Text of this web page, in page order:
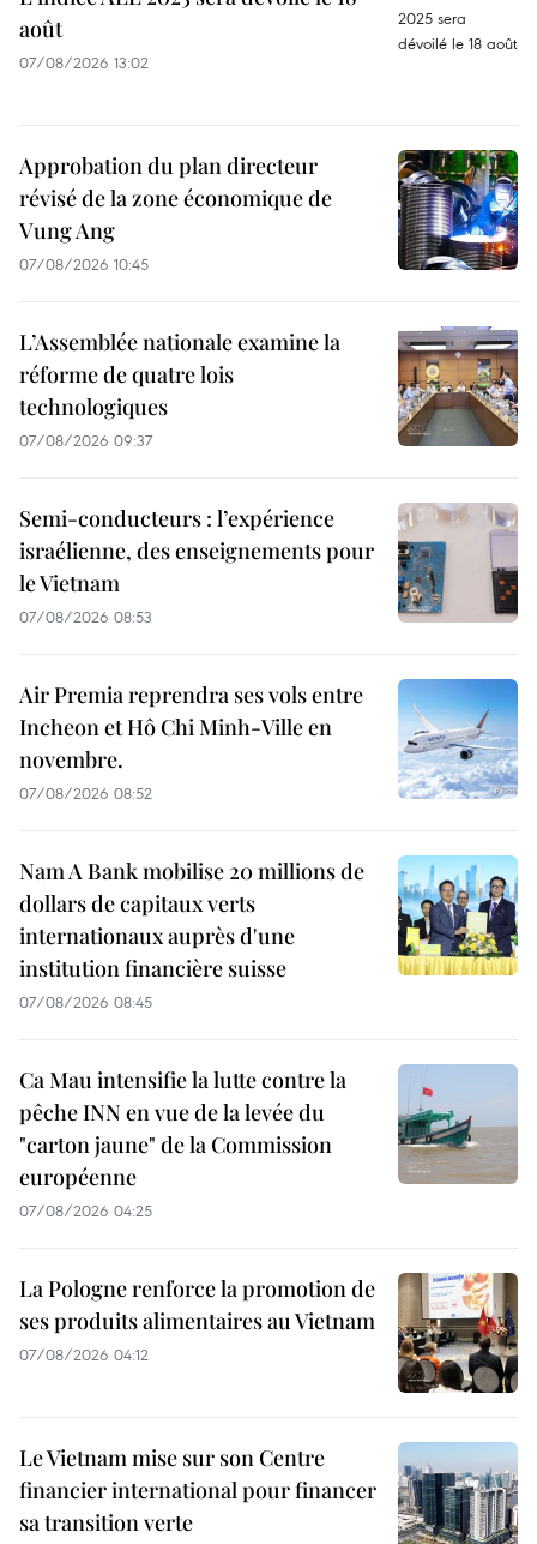
août
07/08/2026 13:02
Approbation du plan directeur
révisé de la zone économique de
Vung Ang
07/08/2026 10:45
L’Assemblée nationale examine la
réforme de quatre lois
technologiques
07/08/2026 09:37
Semi-conducteurs : l’expérience
israélienne, des enseignements pour
le Vietnam
07/08/2026 08:53
Air Premia reprendra ses vols entre
Incheon et Hô Chi Minh-Ville en
novembre.
07/08/2026 08:52
Nam A Bank mobilise 20 millions de
dollars de capitaux verts
internationaux auprès d'une
institution financière suisse
07/08/2026 08:45
Ca Mau intensifie la lutte contre la
pêche INN en vue de la levée du
"carton jaune" de la Commission
européenne
07/08/2026 04:25
La Pologne renforce la promotion de
ses produits alimentaires au Vietnam
07/08/2026 04:12
Le Vietnam mise sur son Centre
financier international pour financer
sa transition verte